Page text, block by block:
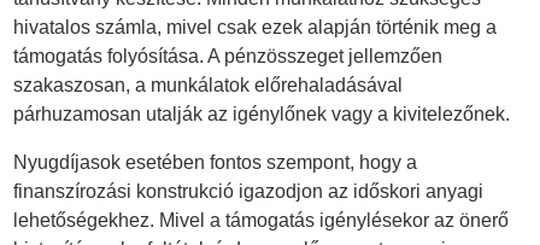
hivatalos számla, mivel csak ezek alapján történik meg a
támogatás folyósítása. A pénzösszeget jellemzően
szakaszosan, a munkálatok előrehaladásával
párhuzamosan utalják az igénylőnek vagy a kivitelezőnek.
Nyugdíjasok esetében fontos szempont, hogy a
finanszírozási konstrukció igazodjon az időskori anyagi
lehetőségekhez. Mivel a támogatás igénylésekor az önerő